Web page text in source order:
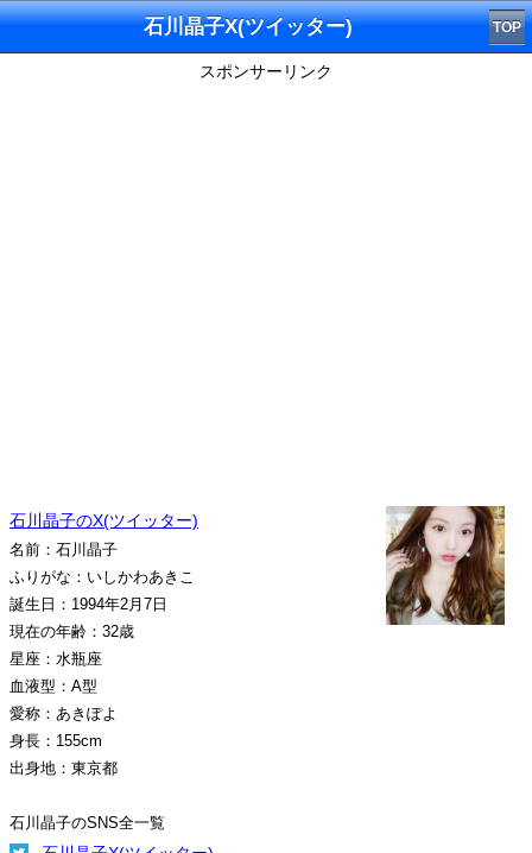
石川晶子X(ツイッター) TOP
スポンサーリンク
石川晶子のX(ツイッター)
名前：石川晶子
ふりがな：いしかわあきこ
誕生日：1994年2月7日
現在の年齢：32歳
星座：水瓶座
血液型：A型
愛称：あきぽよ
身長：155cm
出身地：東京都
石川晶子のSNS全一覧